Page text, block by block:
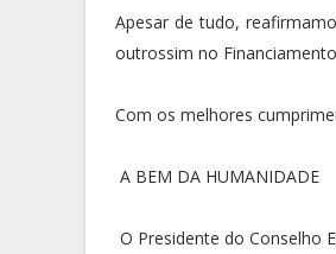
Apesar de tudo,
outrossim no
Com os melhores
A BEM DA HUMANIDADE
O Presidente do Conselho